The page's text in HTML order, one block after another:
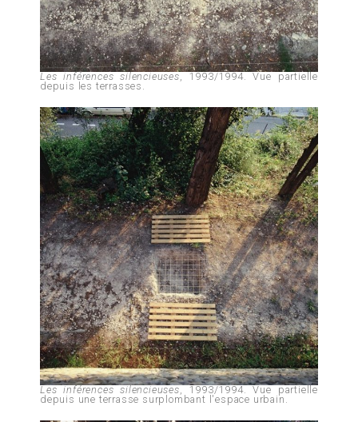
Les inférences silencieuses, 1993/1994. Vue partielle
depuis les terrasses.
Les inférences silencieuses, 1993/1994. Vue partielle
depuis une terrasse surplombant l'espace urbain.